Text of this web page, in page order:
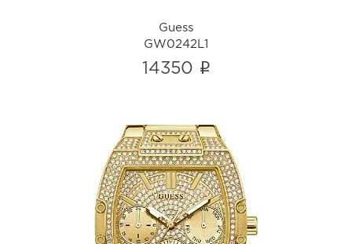
Guess
GW0242L1
14350 i
Guess
GW0104L2